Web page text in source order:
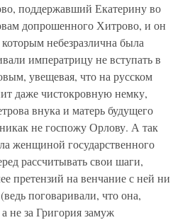
поддержавший Екатерину во
допрошенного Хитрово, и он
небезразлична была
императрицу не вступать в
увещевая, что на русском
даже чистокровную немку,
внука и матерь будущего
не госпожу Орлову. А так
женщиной государственного
рассчитывать свои шаги,
претензий на венчание с ней ни
поговаривали, что она,
не за Григория замуж